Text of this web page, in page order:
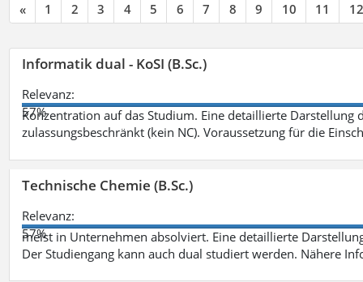
« 1 2 3 4 5 6 7 8 9 10 11 12
Informatik dual - KoSI (B.Sc.)
Relevanz:
57%
Konzentration auf das Studium. Eine detaillierte
zulassungsbeschränkt (kein NC). Voraussetzung für die
Technische Chemie (B.Sc.)
Relevanz:
57%
meist in Unternehmen absolviert. Eine detaillierte
Der Studiengang kann auch dual studiert werden. Nähere